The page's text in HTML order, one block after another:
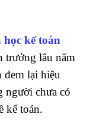
học kế toán
trưởng lâu năm
lại hiệu
người chưa có
kế toán.